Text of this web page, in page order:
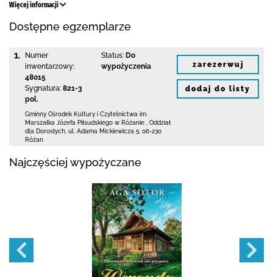
Więcej informacji
Dostępne egzemplarze
1.
Numer
inwentarzowy:
48015
Sygnatura: 821-3
pol.
Status: Do
wypożyczenia
Gminny Ośrodek Kultury i Czytelnictwa im.
Marszałka Józefa Piłsudskiego w Różanie
Oddział
dla Dorosłych, ul. Adama Mickiewicza 5 06-230
Różan
zarezerwuj
dodaj do listy
Najczęściej wypożyczane